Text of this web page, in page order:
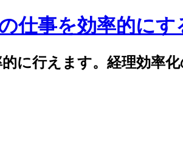
仕事を効率的にす
に行えます。経理効率